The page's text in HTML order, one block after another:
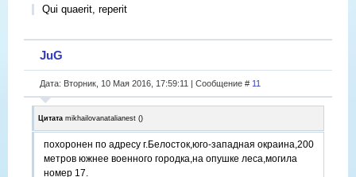
Qui quaerit, reperit
JuG
Дата: Вторник, 10 Мая 2016, 17:59:11 | Сообщение # 11
Цитата mikhailovanatalianest ()
похоронен по адресу г.Белосток,юго-западная окраина,200
метров южнее военного городка,на опушке леса,могила
номер 17.